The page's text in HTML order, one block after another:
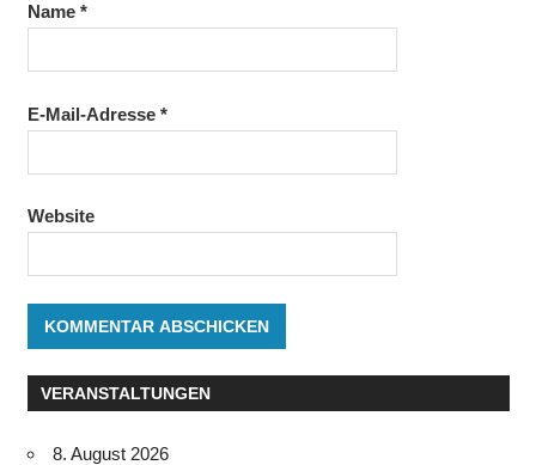
Name *
E-Mail-Adresse *
Website
VERANSTALTUNGEN
8. August 2026